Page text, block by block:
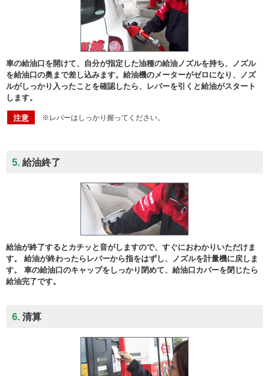
車の給油口を開けて、自分が指定した油種の給油ノズルを持ち、ノズル
を給油口の奥まで差し込みます。給油機のメーターがゼロになり、ノズ
ルがしっかり入ったことを確認したら、レバーを引くと給油がスタート
します。
注意 ※レバーはしっかり握ってください。
5. 給油終了
給油が終了するとカチッと音がしますので、すぐにおわかりいただけま
す。 給油が終わったらレバーから指をはずし、ノズルを計量機に戻しま
す。 車の給油口のキャップをしっかり閉めて、給油口カバーを閉じたら
給油完了です。
6. 清算